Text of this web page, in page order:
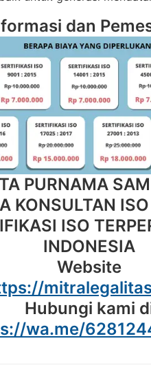
dan
PURNAMA
KONSULTAN
ISO
INDONESIA
Website
Hubungi kami
wa.me/